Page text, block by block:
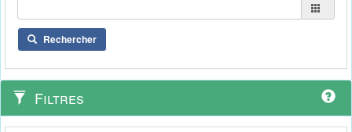
Rechercher
Filtres